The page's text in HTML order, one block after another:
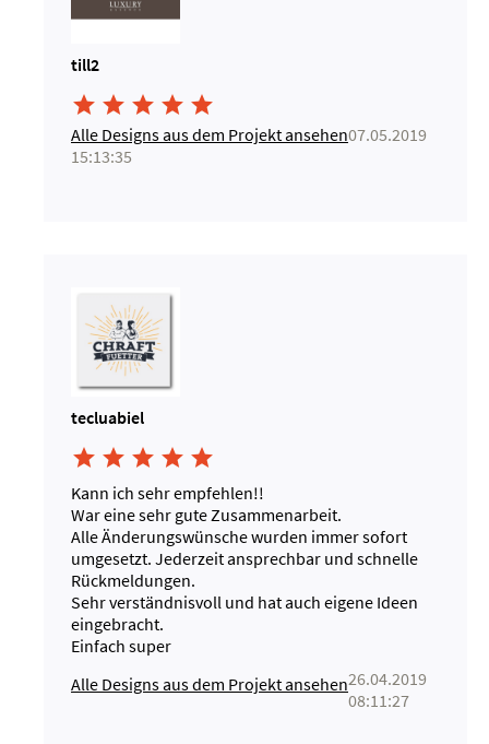
till2
    
Alle Designs aus dem Projekt ansehen07.05.2019
15:13:35
tecluabiel
    
Kann ich sehr empfehlen!!
War eine sehr gute Zusammenarbeit.
Alle Änderungswünsche wurden immer sofort
umgesetzt. Jederzeit ansprechbar und schnelle
Rückmeldungen.
Sehr verständnisvoll und hat auch eigene Ideen
eingebracht.
Einfach super
Alle Designs aus dem Projekt ansehen26.04.2019
08:11:27